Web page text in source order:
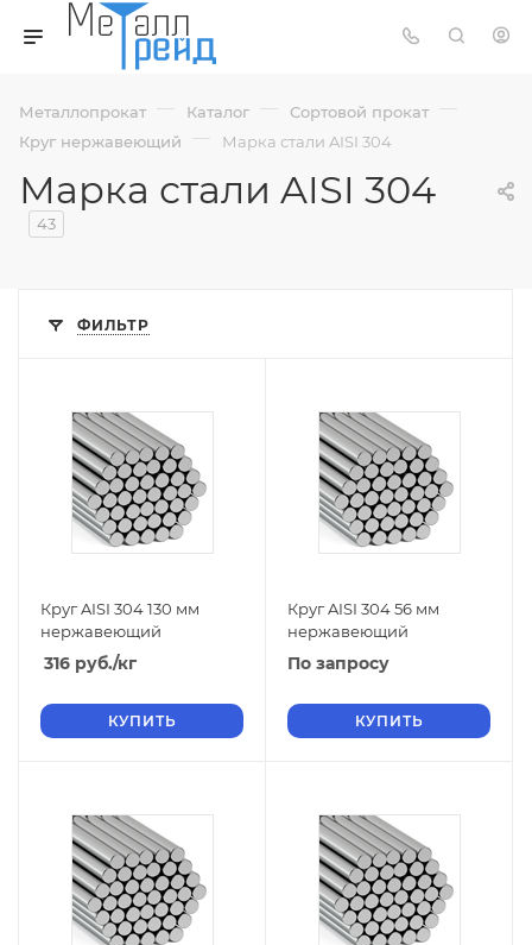
Металлопрокат — Каталог — Сортовой прокат —
Круг нержавеющий — Марка стали AISI 304
Марка стали AISI 304
43
ФИЛЬТР
Круг AISI 304 130 мм
нержавеющий
316 руб./кг
КУПИТЬ
Круг AISI 304 56 мм
нержавеющий
По запросу
КУПИТЬ